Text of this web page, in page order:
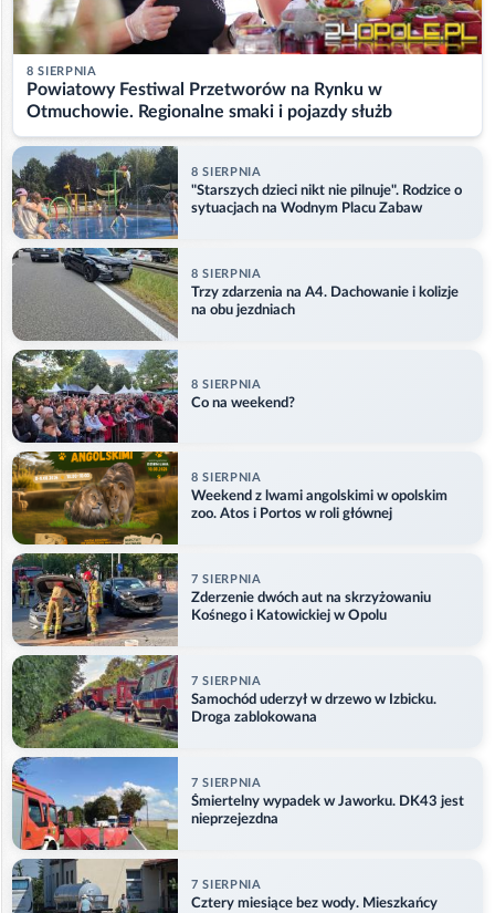
8 SIERPNIA
Powiatowy Festiwal Przetworów na Rynku w
Otmuchowie. Regionalne smaki i pojazdy służb
8 SIERPNIA
"Starszych dzieci nikt nie pilnuje". Rodzice o
sytuacjach na Wodnym Placu Zabaw
8 SIERPNIA
Trzy zdarzenia na A4. Dachowanie i kolizje
na obu jezdniach
8 SIERPNIA
Co na weekend?
8 SIERPNIA
Weekend z lwami angolskimi w opolskim
zoo. Atos i Portos w roli głównej
7 SIERPNIA
Zderzenie dwóch aut na skrzyżowaniu
Kośnego i Katowickiej w Opolu
7 SIERPNIA
Samochód uderzył w drzewo w Izbicku.
Droga zablokowana
7 SIERPNIA
Śmiertelny wypadek w Jaworku. DK43 jest
nieprzejezdna
7 SIERPNIA
Cztery miesiące bez wody. Mieszkańcy